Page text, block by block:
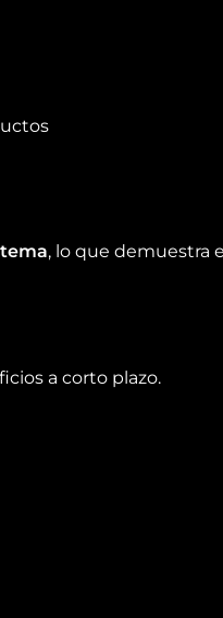
, lo que demuestra
a corto plazo.